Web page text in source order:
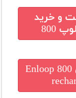
و خرید
800
Enloop 800